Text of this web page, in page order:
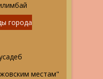
города
местам"